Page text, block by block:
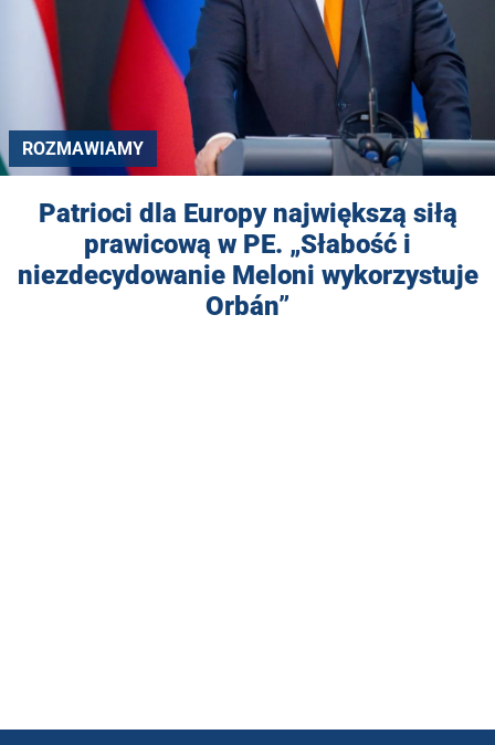
ROZMAWIAMY
Patrioci dla Europy największą siłą
prawicową w PE. „Słabość i
niezdecydowanie Meloni wykorzystuje
Orbán”